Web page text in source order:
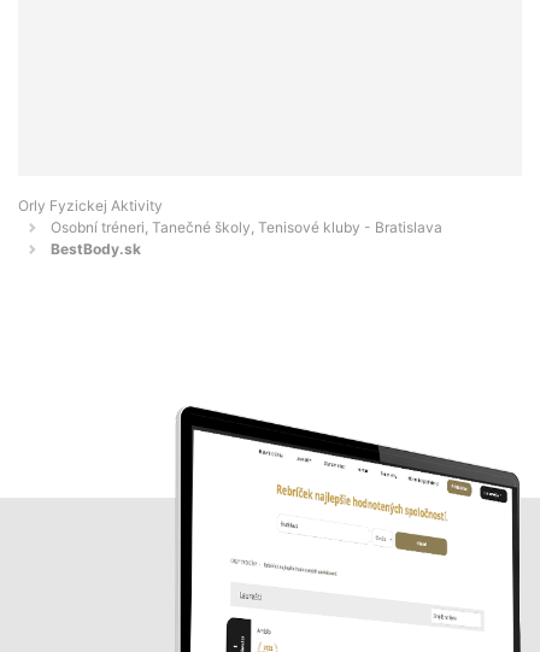
Orly Fyzickej Aktivity
Osobní tréneri, Tanečné školy, Tenisové kluby - Bratislava
BestBody.sk